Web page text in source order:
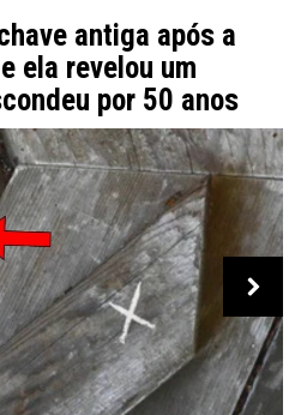
antiga após a
ela revelou um
por 50 anos